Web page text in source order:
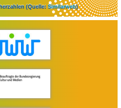
(Quelle: Similarweb)